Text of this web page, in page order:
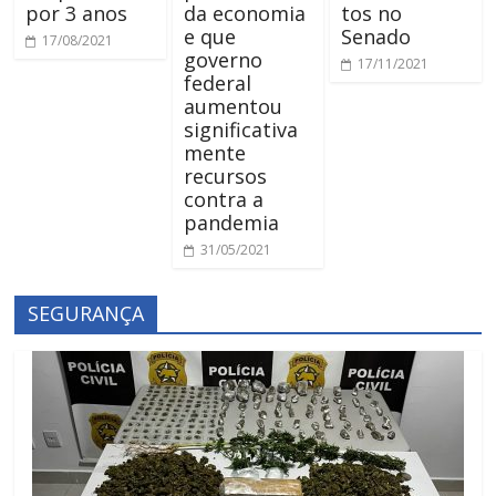
por 3 anos
17/08/2021
da economia
e que
governo
federal
aumentou
significativa
mente
recursos
contra a
pandemia
31/05/2021
tos no
Senado
17/11/2021
SEGURANÇA